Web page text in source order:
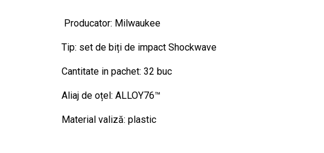
Producator: Milwaukee
Tip: set de biți de impact Shockwave
Cantitate in pachet: 32 buc
Aliaj de oțel: ALLOY76™
Material valiză: plastic